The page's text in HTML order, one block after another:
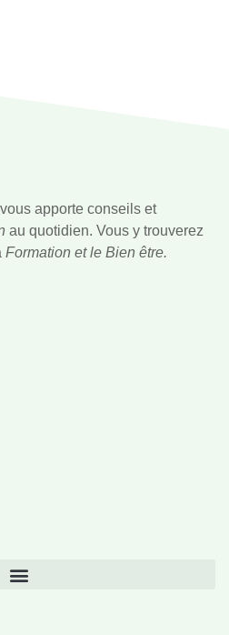
vous apporte conseils et
au quotidien. Vous y trouverez
Formation et le Bien être.